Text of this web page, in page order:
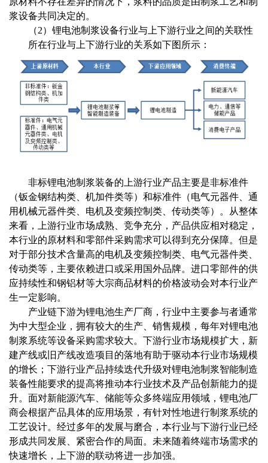
浆设备共同决定的。
（2） 锂电池制浆设备行业与上下游行业之间的关联性
所在行业与上下游行业的关系如下图所示：
非标锂电池制浆装备的上游行业产品主要是非标准件
（钣金钢结构类、机加件类等）和标准件（电气元器件、通
用机械元器件类、电机及变频控制类、传动类等）。从整体
来看，上游行业市场成熟、竞争充分，产品供应相对稳定，
本行业的原材料和零部件采购需求可以得到充分保障。但是
对于部分技术含量高的电机及变频控制类、电气元器件类、
传动类等，主要依赖进口或采用国外品牌。进口零部件的供
应持续性和钢铝材等大宗商品材料的价格波动会对本行业产
生一定影响。
产业链下游为锂电池生产厂商，行业中主要参与者通常
为中大型企业，拥有较大的生产、销售规模，每年对锂电池
制浆系统等设备采购需求较大。下游行业市场规模扩大，新
建产线或旧产线改造项目的落地有助于驱动本行业市场规模
的增长；下游行业产品持续迭代升级对锂电池制浆智能制造
装备性能要求的提高将推动本行业技术及产品创新能力的提
升。面对新能源汽车、储能等众多终端应用领域，锂电池厂
商会根据产品具体的应用场景，有针对性地进行制浆系统的
工艺设计。经过多年的发展与磨合，本行业与下游行业已经
形成共同发展、紧密合作的局面。未来随着终端市场需求的
快速增长，上下游的联动将进一步加强。